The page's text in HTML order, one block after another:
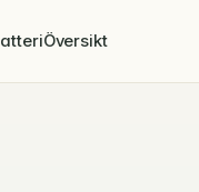
Översikt